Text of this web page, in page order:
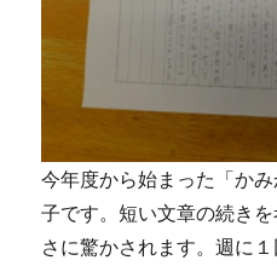
今年度から始まった「か
子です。短い文章の続き
さに驚かされます。週に